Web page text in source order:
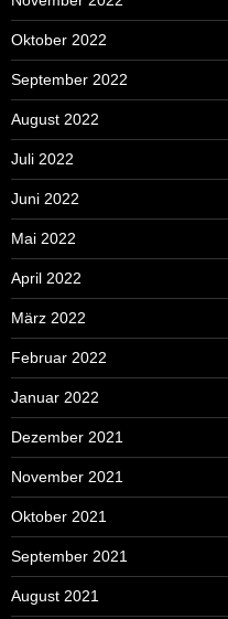
Oktober 2022
September 2022
August 2022
Juli 2022
Juni 2022
Mai 2022
April 2022
März 2022
Februar 2022
Januar 2022
Dezember 2021
November 2021
Oktober 2021
September 2021
August 2021